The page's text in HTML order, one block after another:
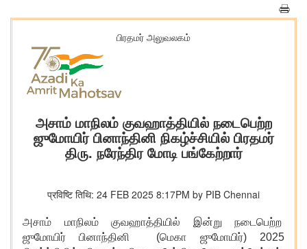
பிரதமர் அலுவலகம்
அசாம் மாநிலம் குவஹாத்தியில் நடைபெற்ற
ஜுமோயிர் பினாந்தினி நிகழ்ச்சியில் பிரதமர்
திரு. நரேந்திர மோடி பங்கேற்றார்
प्रविष्टि तिथि: 24 FEB 2025 8:17PM by PIB Chennai
அசாம் மாநிலம் குவஹாத்தியில் இன்று நடைபெற்ற
ஜுமோயிர் பினாந்தினி (மெகா ஜுமோயிர்) 2025